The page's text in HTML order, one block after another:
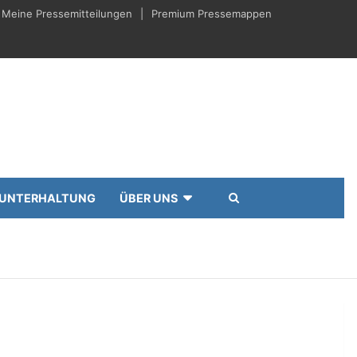
Meine Pressemitteilungen Premium Pressemappen
UNTERHALTUNG ÜBER UNS